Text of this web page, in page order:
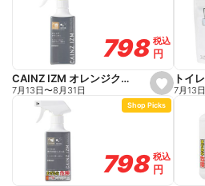
o
r
i
e
s
e
t
o
r
i
798
798税込
税込
円
円
CAINZ IZM オレンジクリーナー 280ml
7月13日〜8月31日 7月13日
Shop Picks
798
798税込
税込
円
円